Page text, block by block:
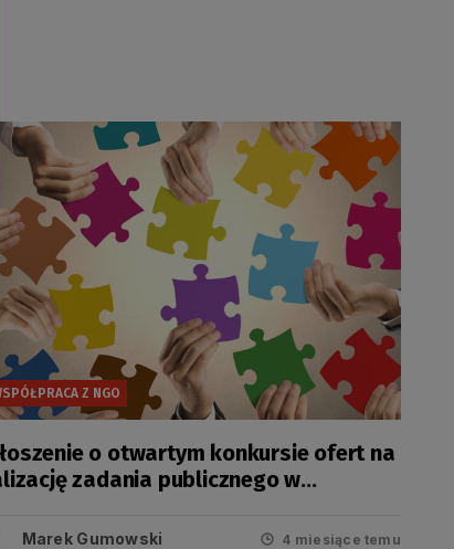
Z NGO
o otwartym konkursie ofert na
zadania publicznego w
Marek Gumowski 4 miesiące temu